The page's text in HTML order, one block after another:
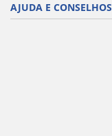
AJUDA E CONSELHOS